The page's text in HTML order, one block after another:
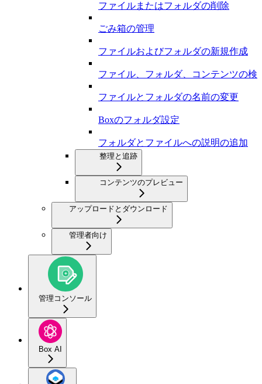
ファイルまたはフォルダの削除
ごみ箱の管理
ファイルおよびフォルダの新規作成
ファイル、フォルダ、コンテンツの検
ファイルとフォルダの名前の変更
Boxのフォルダ設定
フォルダとファイルへの説明の追加
整理と追跡
コンテンツのプレビュー
アップロードとダウンロード
管理者向け
管理コンソール
Box AI